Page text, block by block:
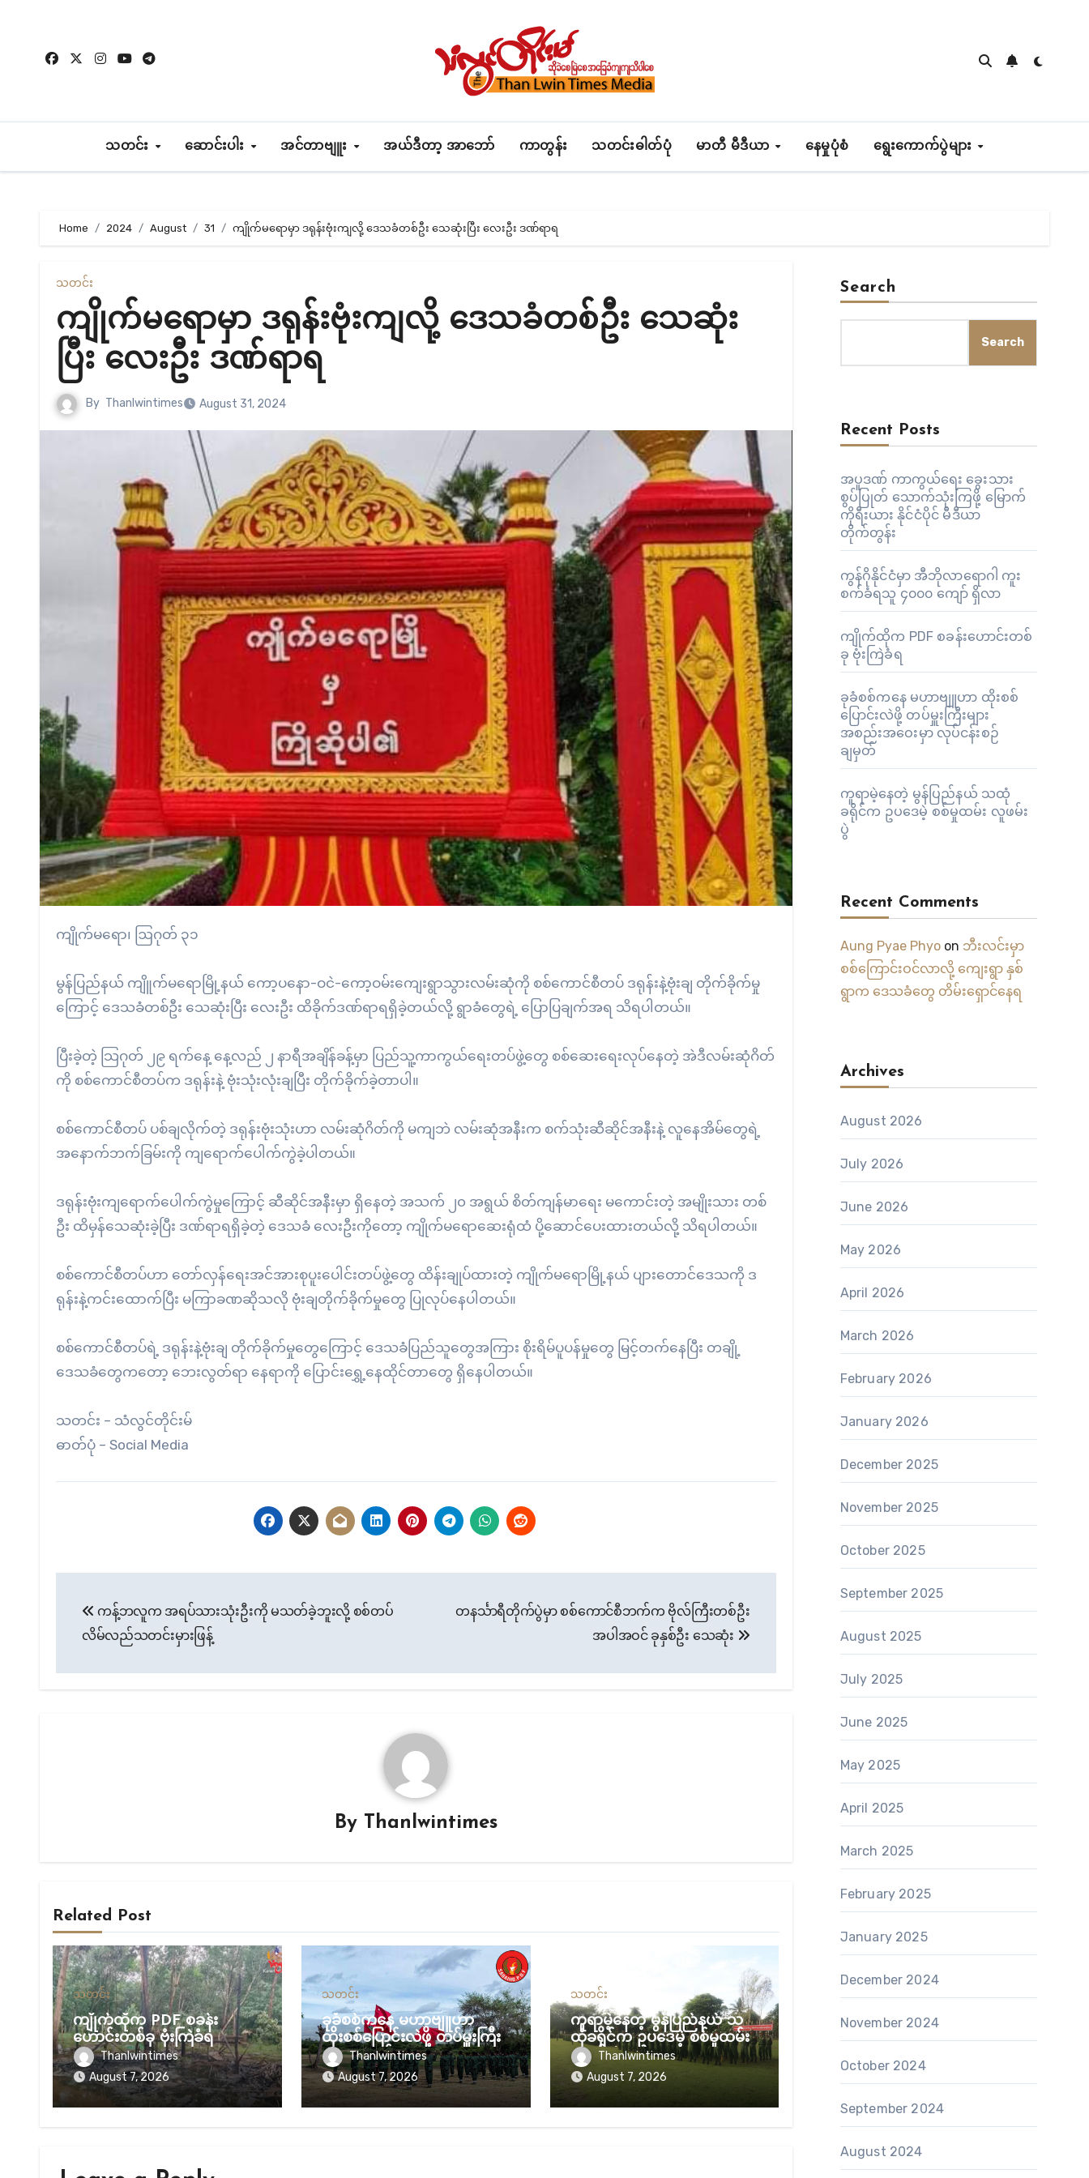
content
သတင်း ဆောင်းပါး အင်တာဗျူး အယ်ဒီတာ့ အာဘော် ကာတွန်း သတင်းဓါတ်ပုံ မာတီ မီဒီယာ နေမှုပုံစံ ရွေးကောက်ပွဲများ
Home 2024 August 31 ကျိုက်မရောမှာ ဒရုန်းဗုံးကျလို့ ဒေသခံတစ်ဦး သေဆုံးပြီး လေးဦး ဒဏ်ရာရ
သတင်း
ကျိုက်မရောမှာ ဒရုန်းဗုံးကျလို့ ဒေသခံတစ်ဦး သေဆုံး
ပြီး လေးဦး ဒဏ်ရာရ
By Thanlwintimes August 31, 2024
ကျိုက်မရော၊ ဩဂုတ် ၃၁
မွန်ပြည်နယ် ကျိူက်မရောမြို့နယ် ကော့ပနော-ဝငဲ-ကော့ဝမ်းကျေးရွာသွားလမ်းဆုံကို စစ်ကောင်စီတပ် ဒရုန်းနဲ့ဗုံးချ တိုက်ခိုက်မှု
ကြောင့် ဒေသခံတစ်ဦး သေဆုံးပြီး လေးဦး ထိခိုက်ဒဏ်ရာရရှိခဲ့တယ်လို့ ရွာခံတွေရဲ့ ပြောပြချက်အရ သိရပါတယ်။
ပြီးခဲ့တဲ့ သြဂုတ် ၂၉ ရက်နေ့ နေ့လည် ၂ နာရီအချိန်ခန့်မှာ ပြည်သူ့ကာကွယ်ရေးတပ်ဖွဲ့တွေ စစ်ဆေးရေးလုပ်နေတဲ့ အဲဒီလမ်းဆုံဂိတ်
ကို စစ်ကောင်စီတပ်က ဒရုန်းနဲ့ ဗုံးသုံးလုံးချပြီး တိုက်ခိုက်ခဲ့တာပါ။
စစ်ကောင်စီတပ် ပစ်ချလိုက်တဲ့ ဒရုန်းဗုံးသုံးဟာ လမ်းဆုံဂိတ်ကို မကျဘဲ လမ်းဆုံအနီးက စက်သုံးဆီဆိုင်အနီးနဲ့ လူနေအိမ်တွေရဲ့
အနောက်ဘက်ခြမ်းကို ကျရောက်ပေါက်ကွဲခဲ့ပါတယ်။
ဒရုန်းဗုံးကျရောက်ပေါက်ကွဲမှုကြောင့် ဆီဆိုင်အနီးမှာ ရှိနေတဲ့ အသက် ၂၀ အရွယ် စိတ်ကျန်မာရေး မကောင်းတဲ့ အမျိုးသား တစ်
ဦး ထိမှန်သေဆုံးခဲ့ပြီး ဒဏ်ရာရရှိခဲ့တဲ့ ဒေသခံ လေးဦးကိုတော့ ကျိုက်မရောဆေးရုံထံ ပို့ဆောင်ပေးထားတယ်လို့ သိရပါတယ်။
စစ်ကောင်စီတပ်ဟာ တော်လှန်ရေးအင်အားစုပူးပေါင်းတပ်ဖွဲ့တွေ ထိန်းချုပ်ထားတဲ့ ကျိုက်မရောမြို့နယ် ပျားတောင်ဒေသကို ဒ
ရုန်းနဲ့ကင်းထောက်ပြီး မကြာခဏဆိုသလို ဗုံးချတိုက်ခိုက်မှုတွေ ပြုလုပ်နေပါတယ်။
စစ်ကောင်စီတပ်ရဲ့ ဒရုန်းနဲ့ဗုံးချ တိုက်ခိုက်မှုတွေကြောင့် ဒေသခံပြည်သူတွေအကြား စိုးရိမ်ပူပန်မှုတွေ မြင့်တက်နေပြီး တချို့
ဒေသခံတွေကတော့ ဘေးလွတ်ရာ နေရာကို ပြောင်းရွှေ့နေထိုင်တာတွေ ရှိနေပါတယ်။
သတင်း – သံလွင်တိုင်းမ်
ဓာတ်ပုံ – Social Media
navigation
ကန့်ဘလူက အရပ်သားသုံးဦးကို မသတ်ခဲ့ဘူးလို့ စစ်တပ်
လိမ်လည်သတင်းမှားဖြန့်
တနင်္သာရီတိုက်ပွဲမှာ စစ်ကောင်စီဘက်က ဗိုလ်ကြီးတစ်ဦး
အပါအဝင် ခုနှစ်ဦး သေဆုံး
By Thanlwintimes
Related Post
သတင်း
ကျိုက်ထိုက PDF စခန်း
ဟောင်းတစ်ခု ဗုံးကြဲခံရ
Thanlwintimes
August 7, 2026
သတင်း
ခုခံစစ်ကနေ မဟာဗျူဟာ
ထိုးစစ်ပြောင်းလဲဖို့ တပ်မှူးကြီး
များ အစည်းအဝေးမှာ
လုပ်ငန်းစဉ် ချမှတ်
Thanlwintimes
August 7, 2026
သတင်း
ကူရာမဲ့နေတဲ့ မွန်ပြည်နယ် သ
ထုံခရိုင်က ဥပဒေမဲ့ စစ်မှုထမ်း
လူဖမ်းပွဲThanlwintimes
August 7, 2026
Search
Search
Recent Posts
အပူဒဏ် ကာကွယ်ရေး ခွေးသား
စွပ်ပြုတ် သောက်သုံးကြဖို့ မြောက်
ကိုရီးယား နိုင်ငံပိုင် မီဒီယာ
တိုက်တွန်း
ကွန်ဂိုနိုင်ငံမှာ အီဘိုလာရောဂါ ကူး
စက်ခံရသူ ၄၀၀၀ ကျော် ရှိလာ
ကျိုက်ထိုက PDF စခန်းဟောင်းတစ်
ခု ဗုံးကြဲခံရ
ခုခံစစ်ကနေ မဟာဗျူဟာ ထိုးစစ်
ပြောင်းလဲဖို့ တပ်မှူးကြီးများ
အစည်းအဝေးမှာ လုပ်ငန်းစဉ်
ချမှတ်
ကူရာမဲ့နေတဲ့ မွန်ပြည်နယ် သထုံ
ခရိုင်က ဥပဒေမဲ့ စစ်မှုထမ်း လူဖမ်း
ပွဲ
Recent Comments
Aung Pyae Phyoon ဘီးလင်းမှာ
စစ်ကြောင်းဝင်လာလို့ ကျေးရွာ နှစ်
ရွာက ဒေသခံတွေ တိမ်းရှောင်နေရ
Archives
August 2026
July 2026
June 2026
May 2026
April 2026
March 2026
February 2026
January 2026
December 2025
November 2025
October 2025
September 2025
August 2025
July 2025
June 2025
May 2025
April 2025
March 2025
February 2025
January 2025
December 2024
November 2024
October 2024
September 2024
August 2024